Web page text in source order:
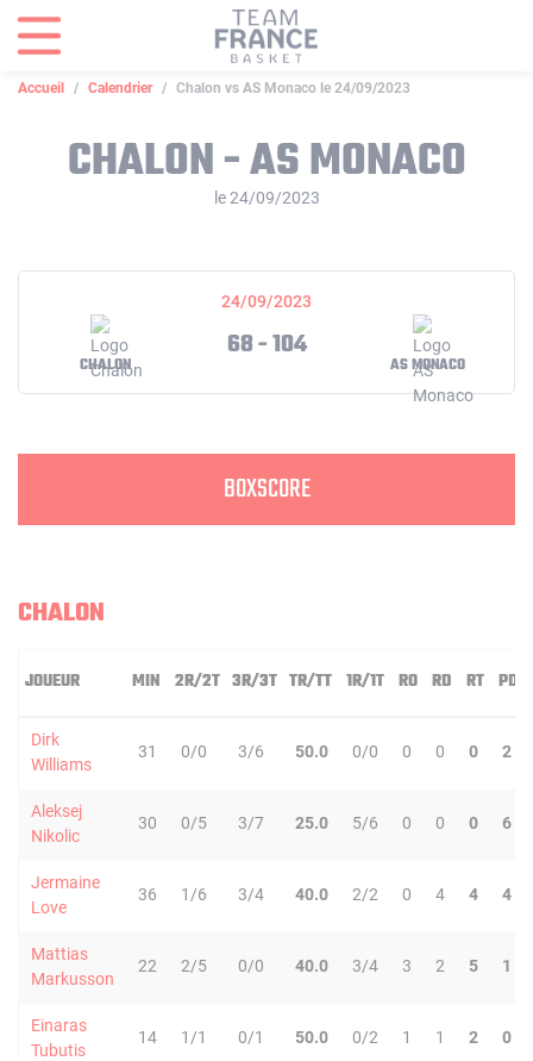
Accueil Calendrier Chalon vs AS Monaco le 24/09/2023
CHALON - AS MONACO
le 24/09/2023
24/09/2023
CHALON
68 - 104
AS MONACO
BOXSCORE
CHALON
JOUEUR MIN 2R/2T 3R/3T TR/TT 1R/1T RO RD RT PD
Dirk
Williams
31 0/0 3/6 50.0 0/0 0 0 0 2
Aleksej
Nikolic
30 0/5 3/7 25.0 5/6 0 0 0 6
Jermaine
Love
36 1/6 3/4 40.0 2/2 0 4 4 4
Mattias
Markusson
22 2/5 0/0 40.0 3/4 3 2 5 1
Einaras
Tubutis
14 1/1 0/1 50.0 0/2 1 1 2 0
Panneau de gestion des cookies